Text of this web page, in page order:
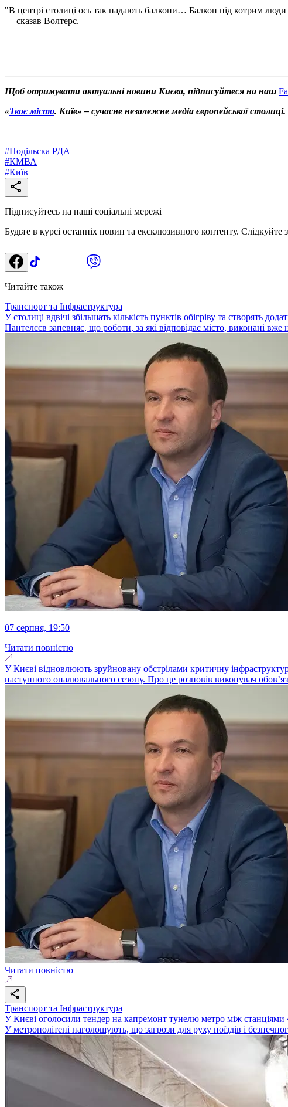
"В центрі столиці ось так падають балкони… Балкон під котрим люди
— сказав Волтерс.
Щоб отримувати актуальні новини Києва, підписуйтеся на наш
«Твоє місто. Київ» – сучасне незалежне медіа європейської
#Подільска РДА
#КМВА
#Київ
Підписуйтесь на наші соціальні мережі
Будьте в курсі останніх новин та ексклюзивного контенту.
Читайте також
Транспорт та Інфраструктура
У столиці вдвічі збільшать кількість пунктів обігріву та створять
Пантелєєв запевняє, що роботи, за які відповідає місто, виконані вже
07 серпня, 19:50
Читати повністю
У Києві відновлюють зруйновану обстрілами критичну
наступного опалювального сезону. Про це розповів виконувач
Читати повністю
Транспорт та Інфраструктура
У Києві оголосили тендер на капремонт тунелю метро між
У метрополітені наголошують, що загрози для руху поїздів і